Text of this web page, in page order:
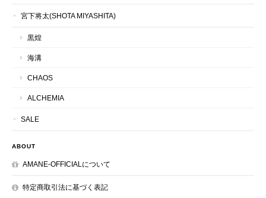
宮下将太(SHOTA MIYASHITA)
黒煌
海溝
CHAOS
ALCHEMIA
SALE
ABOUT
AMANE-OFFICIALについて
特定商取引法に基づく表記